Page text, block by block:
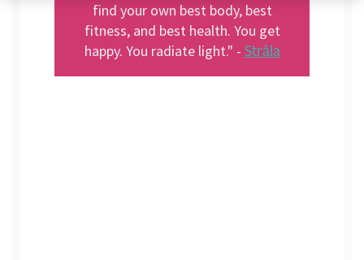
find your own best body, best
fitness, and best health. You get
happy. You radiate light." - Stråla